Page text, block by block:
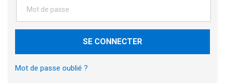
SE CONNECTER
Mot de passe oublié ?